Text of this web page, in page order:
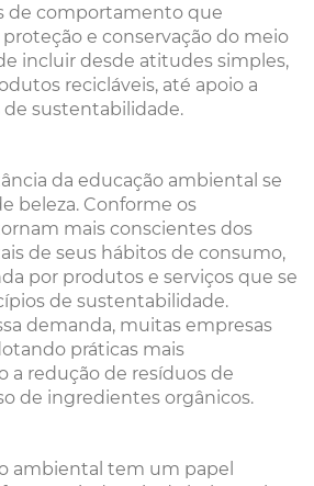
de comportamento que
e conservação do meio
incluir desde atitudes simples,
recicláveis, até apoio a
sustentabilidade.
da educação ambiental se
beleza. Conforme os
mais conscientes dos
de seus hábitos de consumo,
por produtos e serviços que se
de sustentabilidade.
demanda, muitas empresas
práticas mais
a redução de resíduos de
de ingredientes orgânicos.
ambiental tem um papel